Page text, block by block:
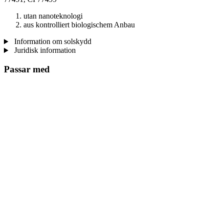
utan nanoteknologi
aus kontrolliert biologischem Anbau
Information om solskydd
Juridisk information
Passar med